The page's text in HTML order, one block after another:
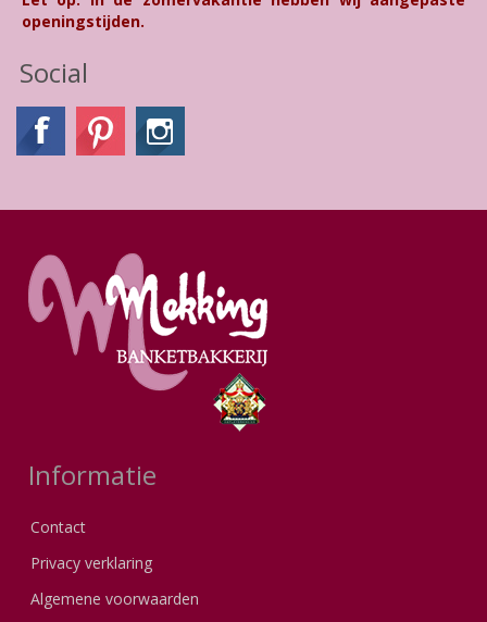
openingstijden.
Social
Informatie
Contact
Privacy verklaring
Algemene voorwaarden